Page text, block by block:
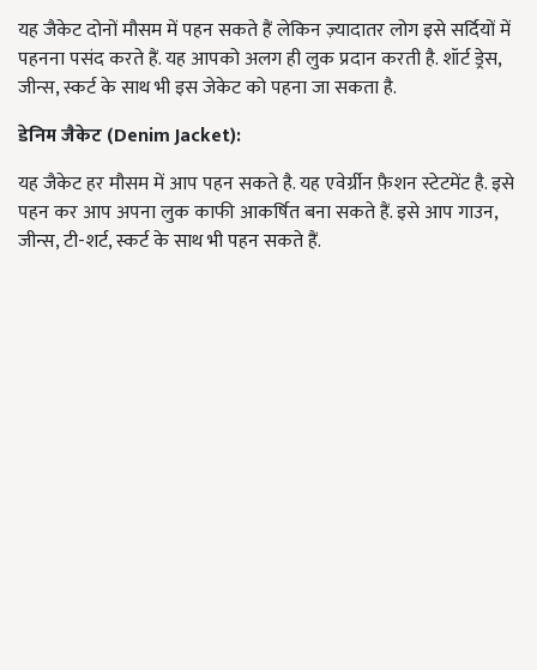
यह जैकेट दोनों मौसम में पहन सकते हैं लेकिन ज़्यादातर लोग इसे सर्दियों में
पहनना पसंद करते हैं.यह आपको अलग ही लुक प्रदान करती है.शॉर्ट ड्रेस,
जीन्स,स्कर्ट के साथ भी इस जेकेट को पहना जा सकता है.
डेनिम जैकेट (Denim Jacket):
यह जैकेट हर मौसम में आप पहन सकते है.यह एवेर्ग्रीन फ़ैशन स्टेटमेंट है.इसे
पहन कर आप अपना लुक काफी आकर्षित बना सकते हैं.इसे आप गाउन,
जीन्स,टी-शर्ट,स्कर्ट के साथ भी पहन सकते हैं.